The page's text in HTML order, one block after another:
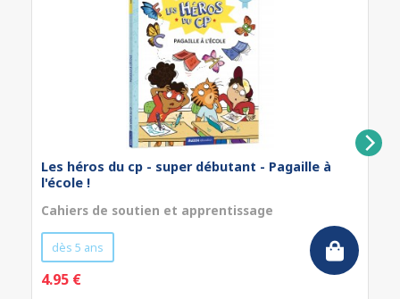
Les héros du cp - super débutant - Pagaille à
l'école !
Cahiers de soutien et apprentissage
dès 5 ans
4.95 €